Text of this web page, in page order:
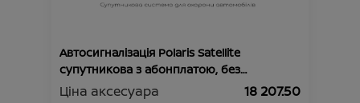
Автосигналізація Polaris Satellite
супутникова з абонплатою, без
автозапуску
Ціна аксесуара 18 207.50